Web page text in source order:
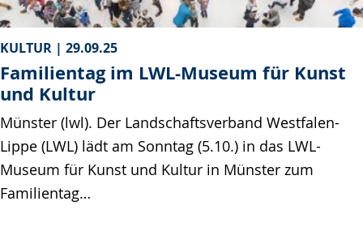
KULTUR | 29.09.25
Familientag im LWL-Museum für Kunst
und Kultur
Münster (lwl). Der Landschaftsverband Westfalen-
Lippe (LWL) lädt am Sonntag (5.10.) in das LWL-
Museum für Kunst und Kultur in Münster zum
Familientag…